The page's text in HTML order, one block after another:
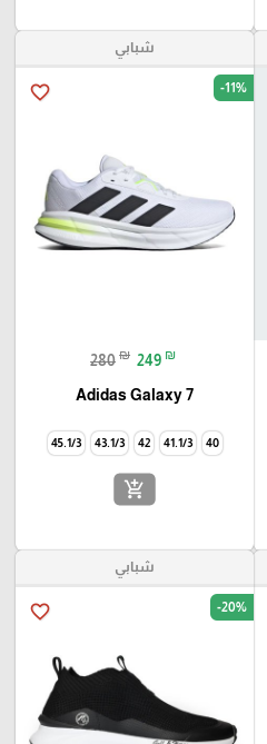
🎓
شبابي
favorite_border -11%
280 ₪ 249 ₪
Adidas Galaxy 7
40
41.1/3
42
43.1/3
45.1/3
add_shopping_cart
شبابي
favorite_border -20%